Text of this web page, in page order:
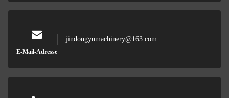
E-Mail-Adresse
jindongyumachinery@163.com